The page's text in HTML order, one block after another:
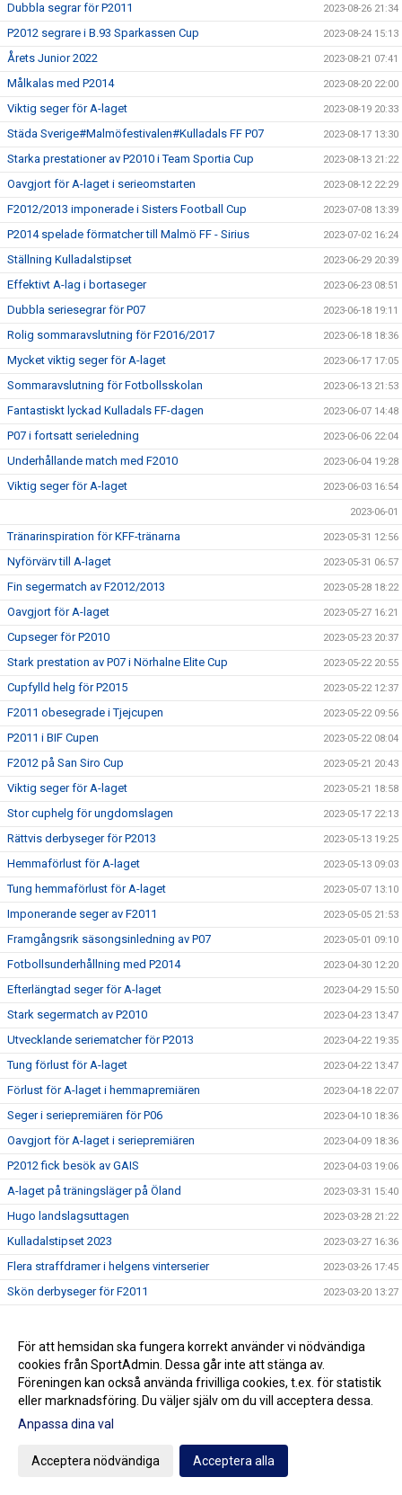
Dubbla segrar för P2011 2023-08-26 21:34
P2012 segrare i B.93 Sparkassen Cup 2023-08-24 15:13
Årets Junior 2022 2023-08-21 07:41
Målkalas med P2014 2023-08-20 22:00
Viktig seger för A-laget 2023-08-19 20:33
Städa Sverige#Malmöfestivalen#Kulladals FF P07 2023-08-17 13:30
Starka prestationer av P2010 i Team Sportia Cup 2023-08-13 21:22
Oavgjort för A-laget i serieomstarten 2023-08-12 22:29
F2012/2013 imponerade i Sisters Football Cup 2023-07-08 13:39
P2014 spelade förmatcher till Malmö FF - Sirius 2023-07-02 16:24
Ställning Kulladalstipset 2023-06-29 20:39
Effektivt A-lag i bortaseger 2023-06-23 08:51
Dubbla seriesegrar för P07 2023-06-18 19:11
Rolig sommaravslutning för F2016/2017 2023-06-18 18:36
Mycket viktig seger för A-laget 2023-06-17 17:05
Sommaravslutning för Fotbollsskolan 2023-06-13 21:53
Fantastiskt lyckad Kulladals FF-dagen 2023-06-07 14:48
P07 i fortsatt serieledning 2023-06-06 22:04
Underhållande match med F2010 2023-06-04 19:28
Viktig seger för A-laget 2023-06-03 16:54
2023-06-01
Tränarinspiration för KFF-tränarna 2023-05-31 12:56
Nyförvärv till A-laget 2023-05-31 06:57
Fin segermatch av F2012/2013 2023-05-28 18:22
Oavgjort för A-laget 2023-05-27 16:21
Cupseger för P2010 2023-05-23 20:37
Stark prestation av P07 i Nörhalne Elite Cup 2023-05-22 20:55
Cupfylld helg för P2015 2023-05-22 12:37
F2011 obesegrade i Tjejcupen 2023-05-22 09:56
P2011 i BIF Cupen 2023-05-22 08:04
F2012 på San Siro Cup 2023-05-21 20:43
Viktig seger för A-laget 2023-05-21 18:58
Stor cuphelg för ungdomslagen 2023-05-17 22:13
Rättvis derbyseger för P2013 2023-05-13 19:25
Hemmaförlust för A-laget 2023-05-13 09:03
Tung hemmaförlust för A-laget 2023-05-07 13:10
Imponerande seger av F2011 2023-05-05 21:53
Framgångsrik säsongsinledning av P07 2023-05-01 09:10
Fotbollsunderhållning med P2014 2023-04-30 12:20
Efterlängtad seger för A-laget 2023-04-29 15:50
Stark segermatch av P2010 2023-04-23 13:47
Utvecklande seriematcher för P2013 2023-04-22 19:35
Tung förlust för A-laget 2023-04-22 13:47
Förlust för A-laget i hemmapremiären 2023-04-18 22:07
Seger i seriepremiären för P06 2023-04-10 18:36
Oavgjort för A-laget i seriepremiären 2023-04-09 18:36
P2012 fick besök av GAIS 2023-04-03 19:06
A-laget på träningsläger på Öland 2023-03-31 15:40
Hugo landslagsuttagen 2023-03-28 21:22
Kulladalstipset 2023 2023-03-27 16:36
Flera straffdramer i helgens vinterserier 2023-03-26 17:45
Skön derbyseger för F2011 2023-03-20 13:27
P2010 till final i Skånes Vintermästerskap 2023-03-18 14:27
Återvändare till A-laget 2023-03-09 21:35
Inbjudan till Fotboll för Flickor i Kulladals FF 2023-03-07 20:47
Premiärsegrar i DM för P09 och P07
Härlig fotbollsmatch för F2012/2013 mot Malmö FF
Årsmöte Kulladals FF 2023-03-16
För att hemsidan ska fungera korrekt använder vi nödvändiga
cookies från SportAdmin. Dessa går inte att stänga av.
Föreningen kan också använda frivilliga cookies, t.ex. för statistik
eller marknadsföring. Du väljer själv om du vill acceptera dessa.
Anpassa dina val
Acceptera nödvändiga Acceptera alla